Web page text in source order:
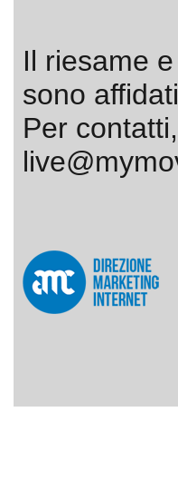
Il riesame
sono
Per